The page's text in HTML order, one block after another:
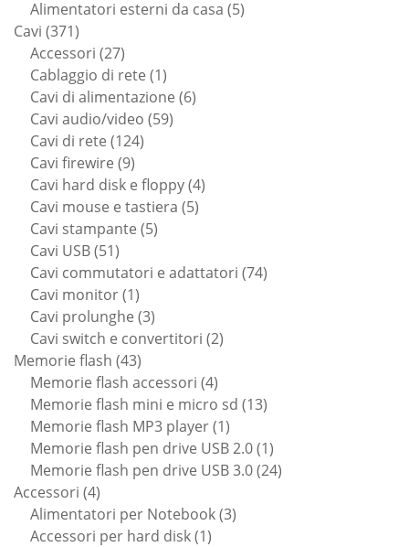
prodotti
Alimentatori esterni da casa 55
Cavi 371371
prodotti
Accessori 2727
prodotti
Cablaggio di rete 11
prodotto
Cavi di alimentazione 66
Cavi audio/video 5959
Cavi di rete 124124
Cavi firewire 99
prodotti
Cavi hard disk e floppy 44
Cavi mouse e tastiera 55
Cavi stampante 55
Cavi USB 5151
prodotti
Cavi commutatori e adattatori 7474
Cavi monitor 11
prodotto
Cavi prolunghe 33
prodotti
Cavi switch e convertitori 22
Memorie flash 4343
prodotti
Memorie flash accessori 44
prodotti
Memorie flash mini e micro sd 1313
Memorie flash MP3 player 11
prodotto
Memorie flash pen drive USB 2.0 11
prodotto
Memorie flash pen drive USB 3.0 2424
Accessori 44
prodotti
Alimentatori per Notebook 33
Accessori per hard disk 11